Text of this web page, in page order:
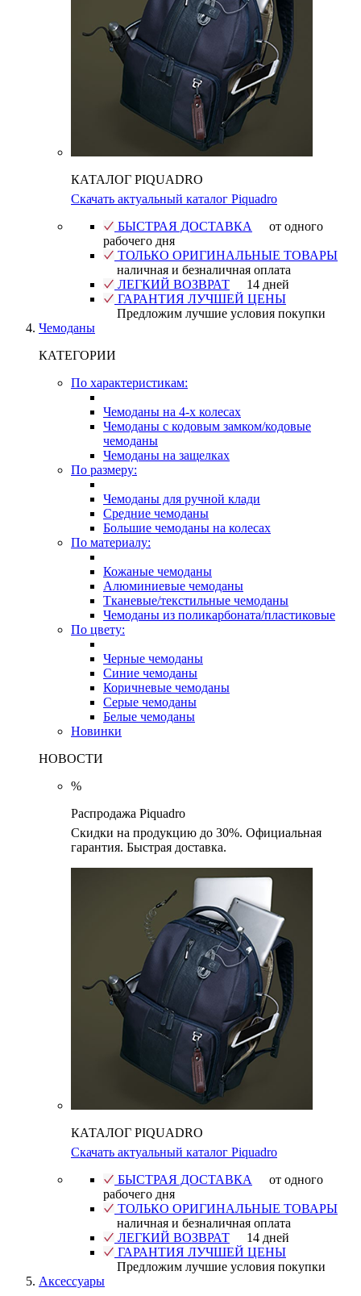
КАТАЛОГ PIQUADRO
Скачать актуальный каталог Piquadro
БЫСТРАЯ ДОСТАВКА
от одного
рабочего дня
ТОЛЬКО ОРИГИНАЛЬНЫЕ ТОВАРЫ
наличная и безналичная оплата
ЛЕГКИЙ ВОЗВРАТ
14 дней
ГАРАНТИЯ ЛУЧШЕЙ ЦЕНЫ
Предложим лучшие условия покупки
Чемоданы
КАТЕГОРИИ
По характеристикам:
Чемоданы на 4-х колесах
Чемоданы с кодовым замком/кодовые
чемоданы
Чемоданы на защелках
По размеру:
Чемоданы для ручной клади
Средние чемоданы
Большие чемоданы на колесах
По материалу:
Кожаные чемоданы
Алюминиевые чемоданы
Тканевые/текстильные чемоданы
Чемоданы из поликарбоната/пластиковые
По цвету:
Черные чемоданы
Синие чемоданы
Коричневые чемоданы
Серые чемоданы
Белые чемоданы
Новинки
НОВОСТИ
%
Распродажа Piquadro
Скидки на продукцию до 30%. Официальная
гарантия. Быстрая доставка.
КАТАЛОГ PIQUADRO
Скачать актуальный каталог Piquadro
БЫСТРАЯ ДОСТАВКА
от одного
рабочего дня
ТОЛЬКО ОРИГИНАЛЬНЫЕ ТОВАРЫ
наличная и безналичная оплата
ЛЕГКИЙ ВОЗВРАТ
14 дней
ГАРАНТИЯ ЛУЧШЕЙ ЦЕНЫ
Предложим лучшие условия покупки
Аксессуары